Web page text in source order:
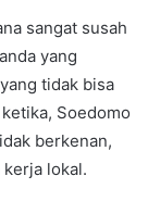
sangat susah
yang
tidak bisa
Soedomo
berkenan,
lokal.